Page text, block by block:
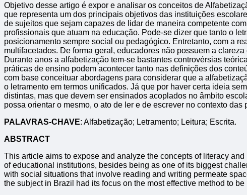
Objetivo desse artigo é expor e analisar os conceitos de
que representa um dos principais objetivos das instituições
de sujeitos que sejam capazes de lidar de maneira competente
profissionais que atuam na educação. Pode-se dizer que tanto o
posicionamento sempre social ou pedagógico. Entretanto, com a
multifacetados. De forma geral, educadores não possuem a
Durante anos a alfabetização tem-se bastantes controvérsias
práticas de ensino podem acontecer tanto nas definições dos
com base conceituar abordagens para considerar que a
o letramento em termos unificados. Já que por haver certa ideia
distintas, mas que devem ser ensinados acoplados no âmbito
possa orientar o mesmo, o ato de ler e de escrever no contexto
PALAVRAS-CHAVE​: Alfabetização; Letramento; Leitura; Escrita.
ABSTRACT
This article aims to expose and analyze the concepts of literacy
of educational institutions, besides being as one of its biggest
with social situations that involve reading and writing permeate
the subject in Brazil had its focus on the most effective method to